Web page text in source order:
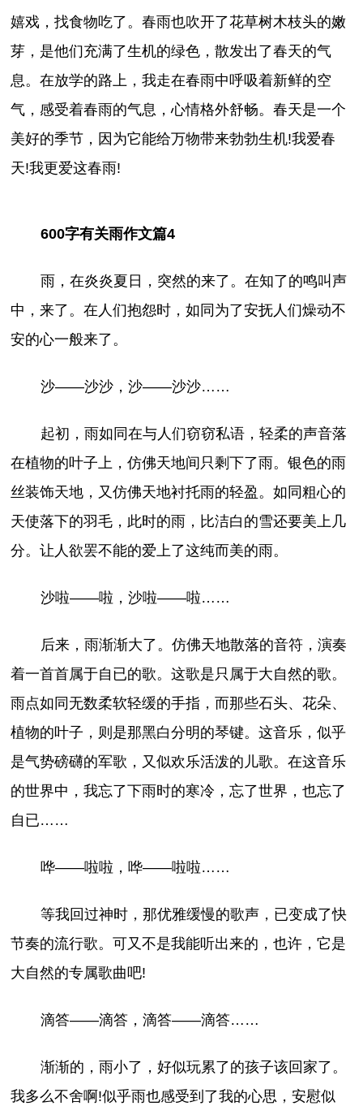
嬉戏，找食物吃了。春雨也吹开了花草树木枝头的嫩
芽，是他们充满了生机的绿色，散发出了春天的气
息。在放学的路上，我走在春雨中呼吸着新鲜的空
气，感受着春雨的气息，心情格外舒畅。春天是一个
美好的季节，因为它能给万物带来勃勃生机!我爱春
天!我更爱这春雨!
600字有关雨作文篇4
雨，在炎炎夏日，突然的来了。在知了的鸣叫声
中，来了。在人们抱怨时，如同为了安抚人们燥动不
安的心一般来了。
沙——沙沙，沙——沙沙……
起初，雨如同在与人们窃窃私语，轻柔的声音落
在植物的叶子上，仿佛天地间只剩下了雨。银色的雨
丝装饰天地，又仿佛天地衬托雨的轻盈。如同粗心的
天使落下的羽毛，此时的雨，比洁白的雪还要美上几
分。让人欲罢不能的爱上了这纯而美的雨。
沙啦——啦，沙啦——啦……
后来，雨渐渐大了。仿佛天地散落的音符，演奏
着一首首属于自已的歌。这歌是只属于大自然的歌。
雨点如同无数柔软轻缓的手指，而那些石头、花朵、
植物的叶子，则是那黑白分明的琴键。这音乐，似乎
是气势磅礴的军歌，又似欢乐活泼的儿歌。在这音乐
的世界中，我忘了下雨时的寒冷，忘了世界，也忘了
自已……
哗——啦啦，哗——啦啦……
等我回过神时，那优雅缓慢的歌声，已变成了快
节奏的流行歌。可又不是我能听出来的，也许，它是
大自然的专属歌曲吧!
滴答——滴答，滴答——滴答……
渐渐的，雨小了，好似玩累了的孩子该回家了。
我多么不舍啊!似乎雨也感受到了我的心思，安慰似